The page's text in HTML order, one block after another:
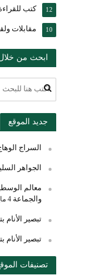
كتب 12
مقابلات 10
ابحث من
جديد الموقع
السراج
الجواهر
معالم
والجماعة 4 مايو، 2026
تبصير الأنام
تبصير الأنام
تصنيفات